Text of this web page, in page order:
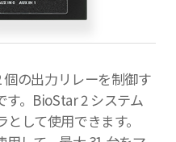
の出力リレーを制御す
。BioStar 2 システム
して使用できます。